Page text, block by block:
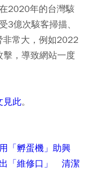
2020年的台灣駭
3億次駭客掃描、
常大，例如2022
擊，導致網站一度
見此。
「孵蛋機」助興
「維修口」 清潔